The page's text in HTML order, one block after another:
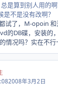
是算到别人用的啊
不是没有改啊？
试了，M-opoin
的DB碟，安装的
情况吗？实在不行
2008年3月2日